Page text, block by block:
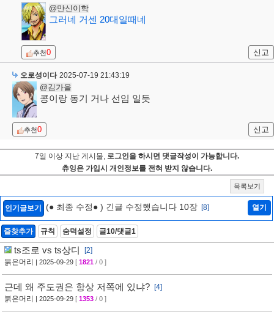
@만신이학
그러네 거센 20대일때네
추천0 신고
오로성이다 2025-07-19 21:43:19
@김가을
콩이랑 동기 거나 선임 일듯
추천0 신고
7일 이상 지난 게시물, 로그인을 하시면 댓글작성이 가능합니다.
츄잉은 가입시 개인정보를 전혀 받지 않습니다.
목록보기
인기글보기 (● 최종 수정● ) 긴글 수정했습니다 10장 [8] 열기
즐찾추가 규칙 숨덕설정 글10/댓글1
ts조로 vs ts상디
[2]
붉은머리
| 2025-09-29 [ 1821 / 0 ]
근데 왜 주도권은 항상 저쪽에 있냐?
[4]
붉은머리
| 2025-09-29 [ 1353 / 0 ]